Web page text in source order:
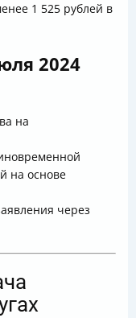
1 525 рублей в
2024
на
на основе
через